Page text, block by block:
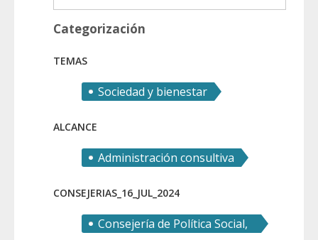
Categorización
TEMAS
Sociedad y bienestar
ALCANCE
Administración consultiva
CONSEJERIAS_16_JUL_2024
Consejería de Política Social,